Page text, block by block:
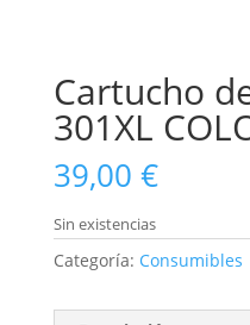
Cartucho
301XL
39,00 €
Sin existencias
Categoría: Consumibles